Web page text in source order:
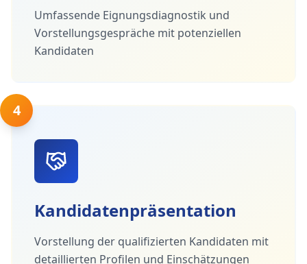
Umfassende Eignungsdiagnostik und
Vorstellungsgespräche mit potenziellen
Kandidaten
4
Kandidatenpräsentation
Vorstellung der qualifizierten Kandidaten mit
detaillierten Profilen und Einschätzungen